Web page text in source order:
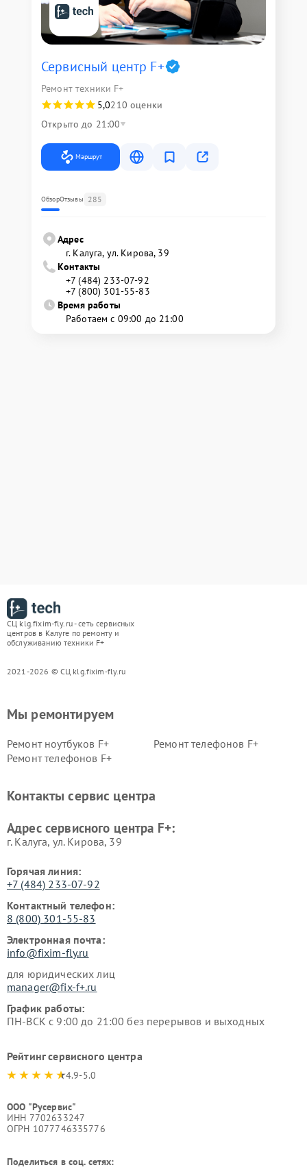
Сервисный центр F+
Ремонт техники F+
5,0210 оценки
Открыто до 21:00
Маршрут
ОбзорОтзывы 285
Адрес
г. Калуга, ул. Кирова, 39
Контакты
+7 (484) 233-07-92
+7 (800) 301-55-83
Время работы
Работаем с 09:00 до 21:00
СЦ klg.fixim-fly.ru - сеть сервисных
центров в Калуге по ремонту и
обслуживанию техники F+
2021-2026 © СЦ klg.fixim-fly.ru
Мы ремонтируем
Ремонт ноутбуков F+
Ремонт телефонов F+
Ремонт телефонов F+
Контакты сервис центра
Адрес сервисного центра F+:
г. Калуга, ул. Кирова, 39
Горячая линия:
+7 (484) 233-07-92
Контактный телефон:
8 (800) 301-55-83
Электронная почта:
info@fixim-fly.ru
для юридических лиц
manager@fix-f+.ru
График работы:
ПН-ВСК с 9:00 до 21:00 без перерывов и выходных
Рейтинг сервисного центра
4.9-5.0
ООО "Русервис"
ИНН 7702633247
ОГРН 1077746335776
Поделиться в соц. сетях: